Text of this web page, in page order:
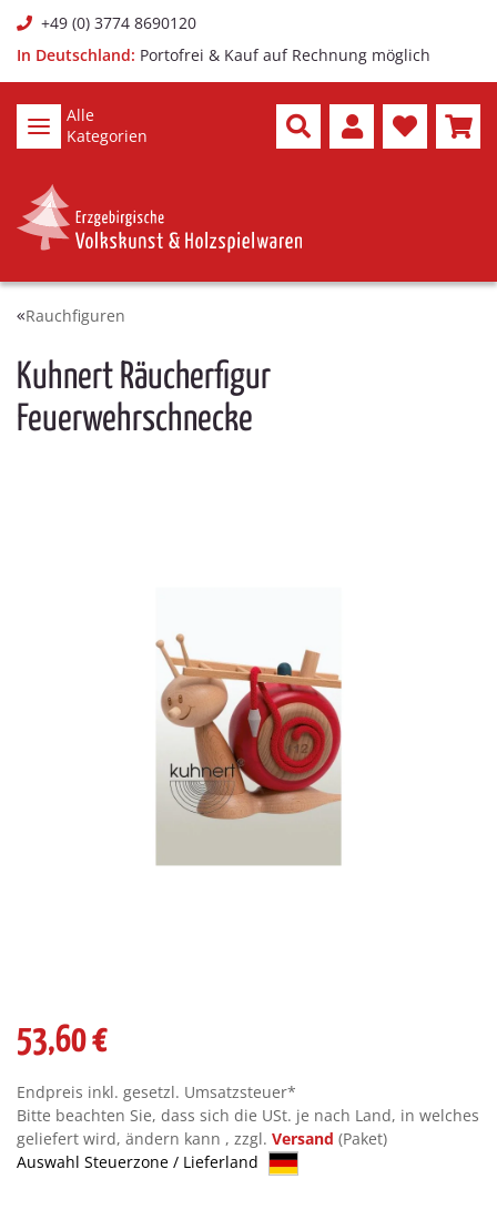
+49 (0) 3774 8690120
In Deutschland: Portofrei & Kauf auf Rechnung möglich
Alle
Kategorien
Rauchfiguren
Kuhnert Räucherfigur
Feuerwehrschnecke
53,60 €
Endpreis inkl. gesetzl. Umsatzsteuer*
Bitte beachten Sie, dass sich die USt. je nach Land, in welches
geliefert wird, ändern kann , zzgl. Versand (Paket)
Auswahl Steuerzone / Lieferland